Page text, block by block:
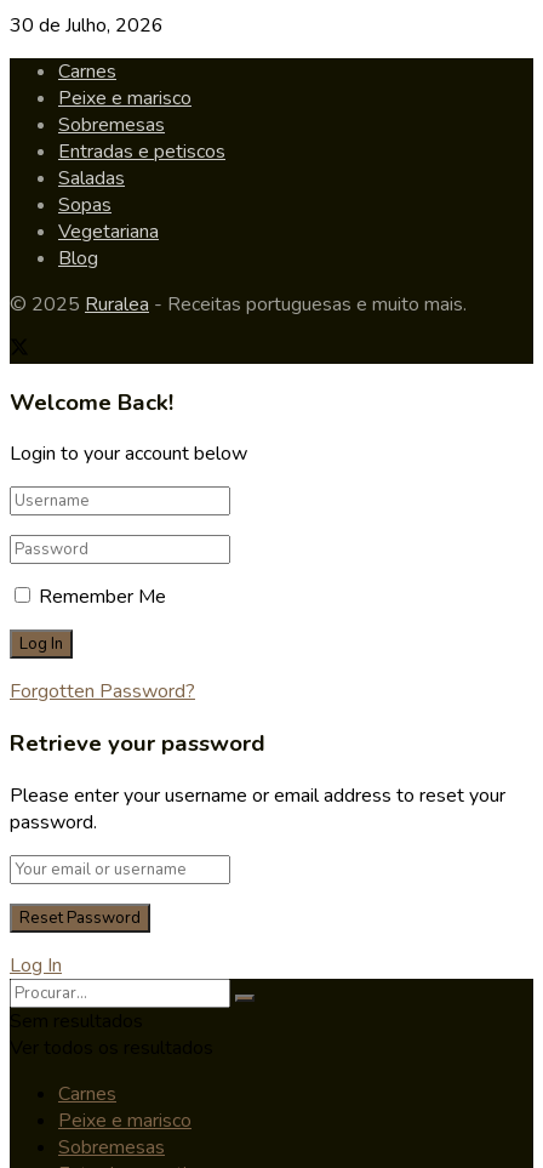
30 de Julho, 2026
Carnes
Peixe e marisco
Sobremesas
Entradas e petiscos
Saladas
Sopas
Vegetariana
Blog
© 2025 Ruralea - Receitas portuguesas e muito mais.
Welcome Back!
Login to your account below
Remember Me
Forgotten Password?
Retrieve your password
Please enter your username or email address to reset your
password.
Log In
Carnes
Peixe e marisco
Sobremesas